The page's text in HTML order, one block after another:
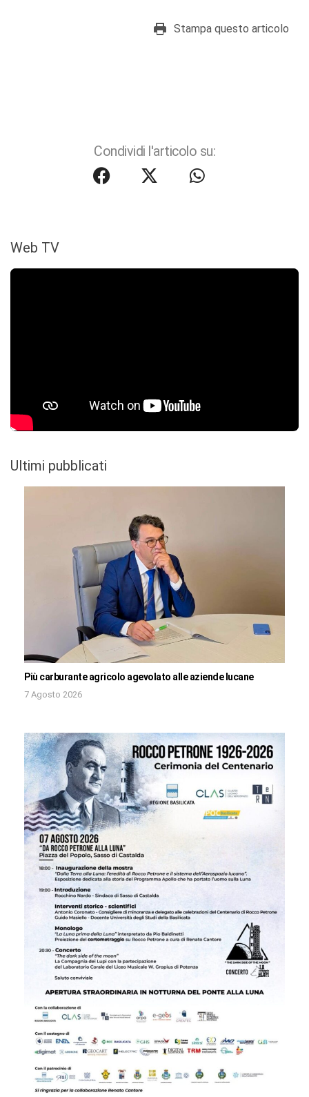
Stampa questo articolo
Condividi l'articolo su:
Web TV
Ultimi pubblicati
Più carburante agricolo agevolato alle aziende lucane
7 Agosto 2026